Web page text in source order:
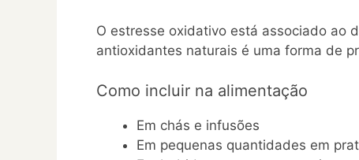
O estresse oxidativo está associado ao
antioxidantes naturais é uma forma de
Como incluir na alimentação
Em chás e infusões
Em pequenas quantidades em